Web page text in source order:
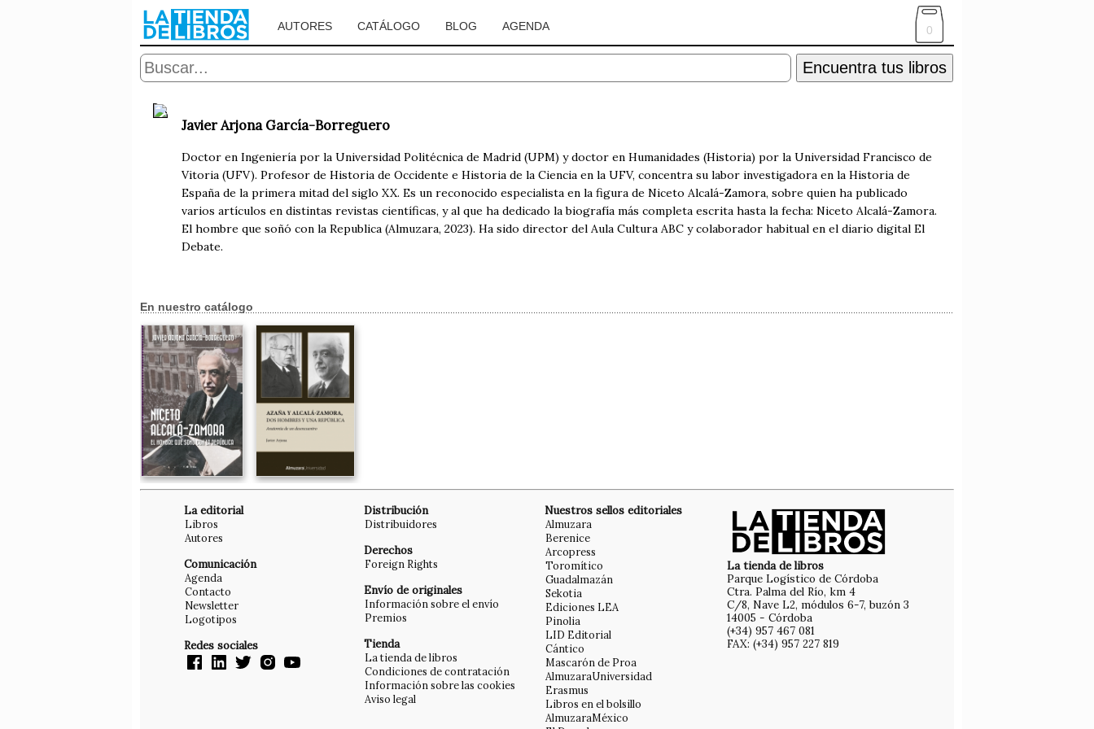
AUTORES CATÁLOGO BLOG AGENDA 0
Encuentra tus libros
Javier Arjona García-Borreguero
Doctor en Ingeniería por la Universidad Politécnica de Madrid (UPM) y doctor en Humanidades (Historia) por la Universidad Francisco de
Vitoria (UFV). Profesor de Historia de Occidente e Historia de la Ciencia en la UFV, concentra su labor investigadora en la Historia de
España de la primera mitad del siglo XX. Es un reconocido especialista en la figura de Niceto Alcalá-Zamora, sobre quien ha publicado
varios artículos en distintas revistas científicas, y al que ha dedicado la biografía más completa escrita hasta la fecha: Niceto Alcalá-Zamora.
El hombre que soñó con la Republica (Almuzara, 2023). Ha sido director del Aula Cultura ABC y colaborador habitual en el diario digital El
Debate.
En nuestro catálogo
La editorial
Libros
Autores
Comunicación
Agenda
Contacto
Newsletter
Logotipos
Redes sociales
Distribución
Distribuidores
Derechos
Foreign Rights
Envío de originales
Información sobre el envío
Premios
Tienda
La tienda de libros
Condiciones de contratación
Información sobre las cookies
Aviso legal
Nuestros sellos editoriales
Almuzara
Berenice
Arcopress
Toromítico
Guadalmazán
Sekotia
Ediciones LEA
Pinolia
LID Editorial
Cántico
Mascarón de Proa
AlmuzaraUniversidad
Erasmus
Libros en el bolsillo
AlmuzaraMéxico
La tienda de libros
Parque Logístico de Córdoba
Ctra. Palma del Río, km 4
C/8, Nave L2, módulos 6-7, buzón 3
14005 - Córdoba
(+34) 957 467 081
FAX: (+34) 957 227 819